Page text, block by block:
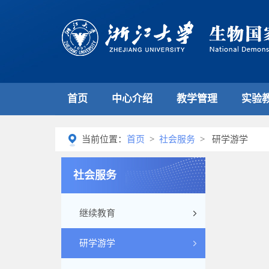
首页 中心介绍 教学管理 实验
当前位置： 首页 > 社会服务 > 研学游学
社会服务
继续教育
研学游学